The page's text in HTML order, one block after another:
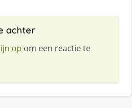
achter
op om een reactie te